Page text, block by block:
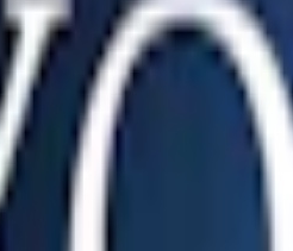
11,55 mg nikotin per prilla.